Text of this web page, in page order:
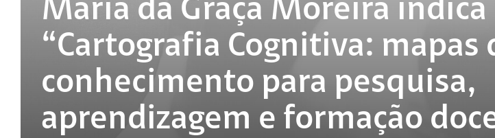
Maria da Graça Moreira indica
“Cartografia Cognitiva: mapas
conhecimento para pesquisa,
aprendizagem e formação